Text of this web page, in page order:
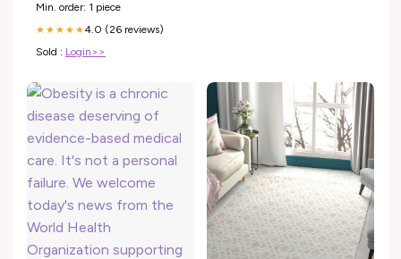
Min. order: 1 piece
★★★★★4.0 (26 reviews)
Sold : Login>>